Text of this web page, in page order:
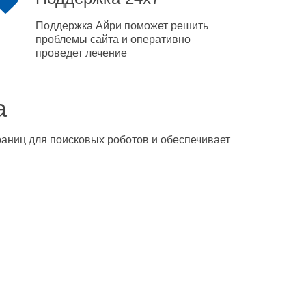
Поддержка Айри поможет решить
проблемы сайта и оперативно
проведет лечение
для поисковых роботов и обеспечивает